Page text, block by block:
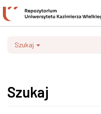
Szukaj
Szukaj